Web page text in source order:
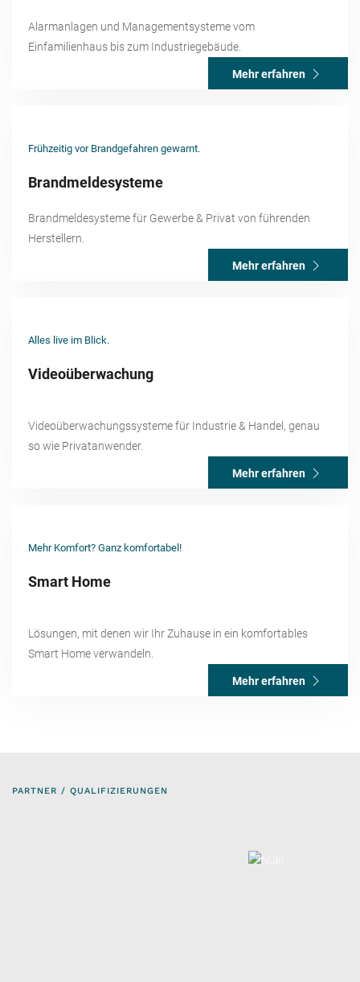
Alarmanlagen und Managementsysteme vom
Einfamilienhaus bis zum Industriegebäude.
Mehr erfahren
Frühzeitig vor Brandgefahren gewarnt.
Brandmeldesysteme
Brandmeldesysteme für Gewerbe & Privat von führenden
Herstellern.
Mehr erfahren
Alles live im Blick.
Videoüberwachung
Videoüberwachungssysteme für Industrie & Handel, genau
so wie Privatanwender.
Mehr erfahren
Mehr Komfort? Ganz komfortabel!
Smart Home
Lösungen, mit denen wir Ihr Zuhause in ein komfortables
Smart Home verwandeln.
Mehr erfahren
PARTNER / QUALIFIZIERUNGEN